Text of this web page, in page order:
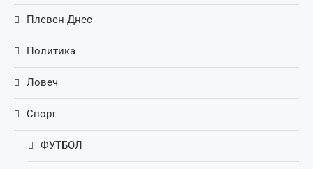
Плевен Днес
Политика
Ловеч
Спорт
ФУТБОЛ